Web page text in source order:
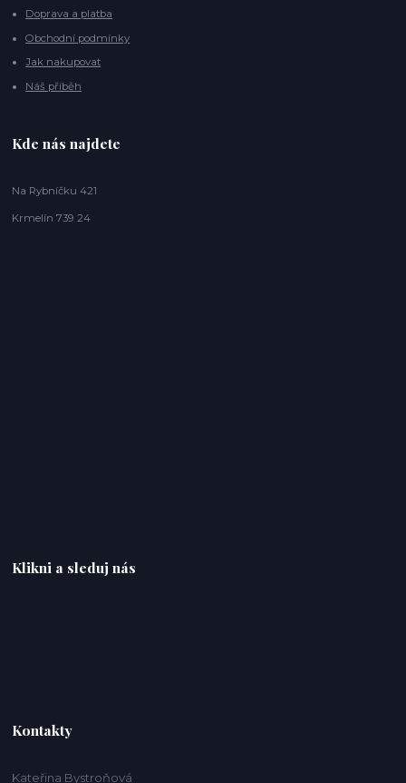
Doprava a platba
Obchodní podmínky
Jak nakupovat
Náš příběh
Kde nás najdete
Na Rybníčku 421
Krmelín 739 24
Klikni a sleduj nás
Kontakty
Kateřina Bystroňová